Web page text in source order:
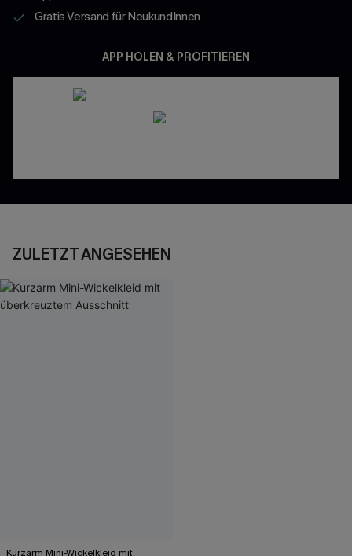
Gratis Versand für NeukundInnen
APP HOLEN & PROFITIEREN
ZULETZT ANGESEHEN
Kurzarm Mini-Wickelkleid mit